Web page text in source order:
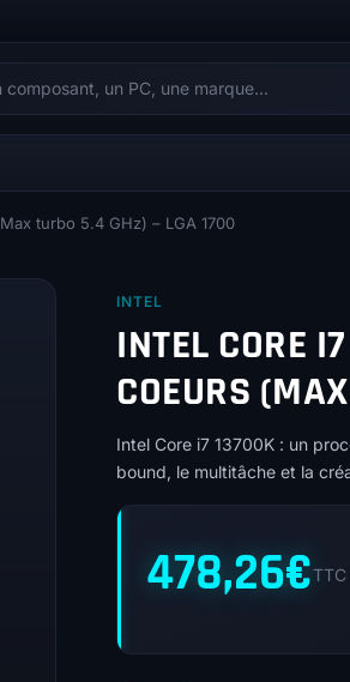
turbo 5.4 GHz) – LGA 1700
INTEL
INTEL CORE
COEURS
Intel Core i7 13700K : un
bound, le multitâche et la
478,26€TTC